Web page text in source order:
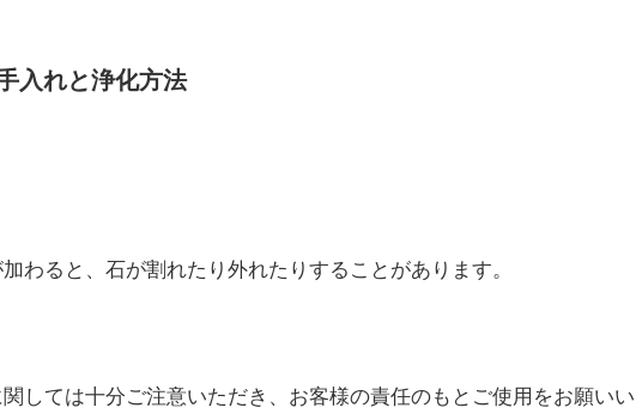
入れと浄化方法
わると、石が割れたり外れたりすることがあります。
しては十分ご注意いただき、お客様の責任のもとご使用をお願いい